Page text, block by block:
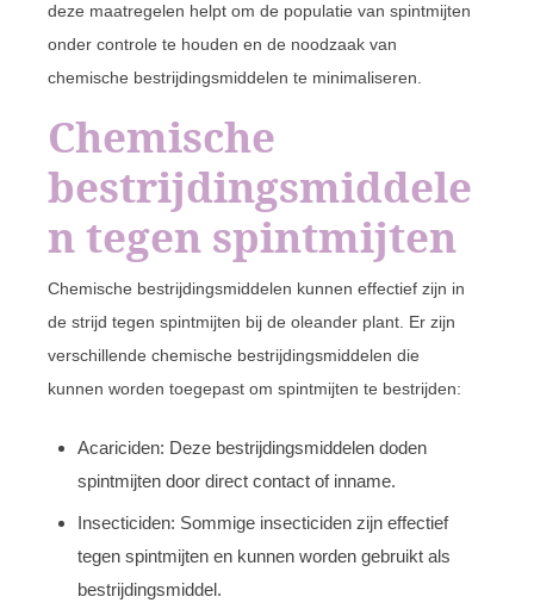
deze maatregelen helpt om de populatie van spintmijten
onder controle te houden en de noodzaak van
chemische bestrijdingsmiddelen te minimaliseren.
Chemische
bestrijdingsmiddele
n tegen spintmijten
Chemische bestrijdingsmiddelen kunnen effectief zijn in
de strijd tegen spintmijten bij de oleander plant. Er zijn
verschillende chemische bestrijdingsmiddelen die
kunnen worden toegepast om spintmijten te bestrijden:
Acariciden: Deze bestrijdingsmiddelen doden
spintmijten door direct contact of inname.
Insecticiden: Sommige insecticiden zijn effectief
tegen spintmijten en kunnen worden gebruikt als
bestrijdingsmiddel.